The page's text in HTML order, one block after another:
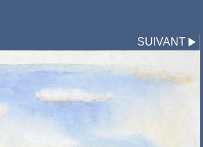
SUIVANT